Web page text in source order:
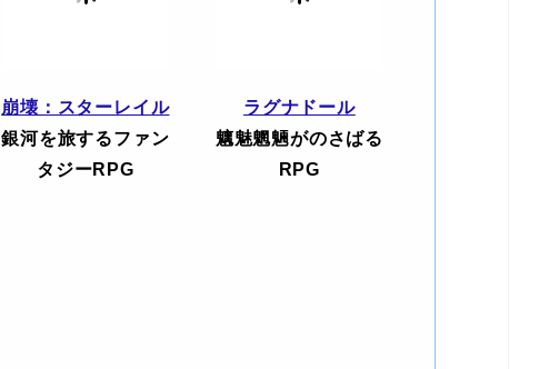
崩壊：スターレイル
銀河を旅するファン
タジーRPG
ラグナドール
魑魅魍魎がのさばる
RPG